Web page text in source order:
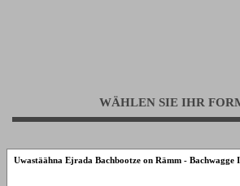
WÄHLEN SIE IHR
Uwastäähna Ejrada Bachbootze on Rämm -